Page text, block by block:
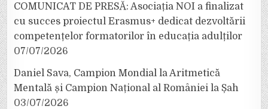
COMUNICAT DE PRESĂ: Asociația NOI a finalizat
cu succes proiectul Erasmus+ dedicat dezvoltării
competențelor formatorilor în educația adulților
07/07/2026
Daniel Sava, Campion Mondial la Aritmetică
Mentală și Campion Național al României la Șah
03/07/2026